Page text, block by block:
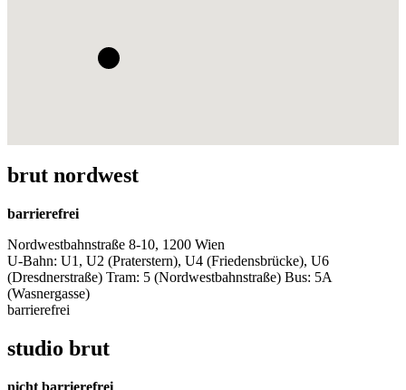
brut nordwest
barrierefrei
Nordwestbahnstraße 8-10, 1200 Wien
U-Bahn: U1, U2 (Praterstern), U4 (Friedensbrücke), U6
(Dresdnerstraße) Tram: 5 (Nordwestbahnstraße) Bus: 5A
(Wasnergasse)
barrierefrei
studio brut
nicht barrierefrei